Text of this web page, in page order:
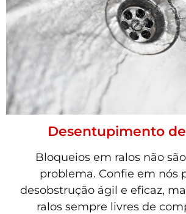
Desentupimento
Bloqueios em ralos não
problema. Confie em nós
desobstrução ágil e eficaz,
ralos sempre livres de